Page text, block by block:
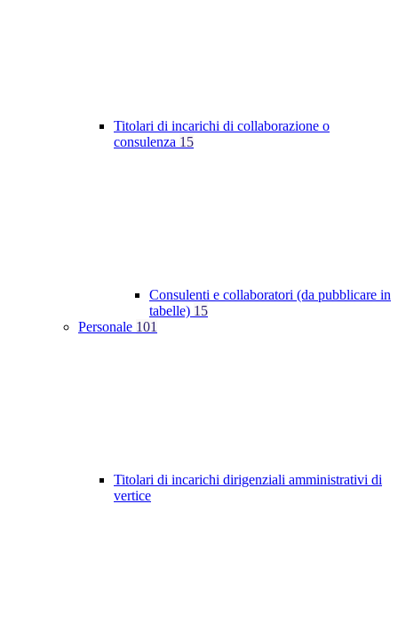
Titolari di incarichi di collaborazione o
consulenza 15
Consulenti e collaboratori (da pubblicare in
tabelle) 15
Personale 101
Titolari di incarichi dirigenziali amministrativi di
vertice